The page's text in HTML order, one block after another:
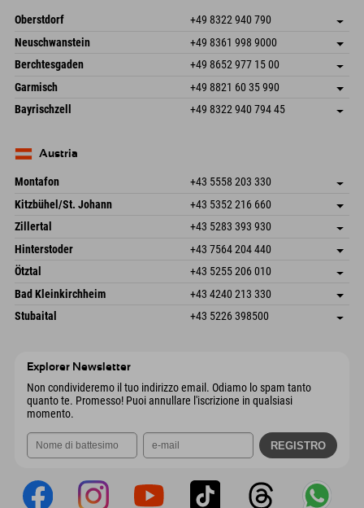
Oberstdorf +49 8322 940 790
An der Breitach 3
87538 Fischen I. Allgäu
Germania
Salva indirizzo
Informazioni sull'arrivo
Prenotazione
Neuschwanstein +49 8361 998 9000
An der Riese 45
87484 Nesselwang im Allgäu
Germania
Salva indirizzo
Prenotazione
Berchtesgaden +49 8652 977 15 00
Hofreitstr. 7
83471 Schönau am Königssee
Germania
Salva indirizzo
Informazioni sull'arrivo
Prenotazione
Garmisch +49 8821 60 35 990
Frickenstraße 22
82490 Farchant
Salva indirizzo
Bayrischzell +49 8322 940 794 45
Germania
Austria
Montafon +43 5558 203 330
Dorfstr. 127b
6793 Gaschurn/Montafon
Austria
Salva indirizzo
Informazioni sull'arrivo
Prenotazione
Kitzbühel/St. Johann +43 5352 216 660
Speckbacherstraße 87
Austria
Salva indirizzo
Prenotazione
Zillertal +43 5283 393 930
Schmiedau 2
6272 Kaltenbach im Zillertal
Austria
Salva indirizzo
Informazioni sull'arrivo
Prenotazione
Hinterstoder +43 7564 204 440
Freizeitpark 10
Austria
Salva indirizzo
Prenotazione
Ötztal +43 5255 206 010
Gscheat 14
6441 Umhausen
Austria
Salva indirizzo
Informazioni sull'arrivo
Prenotazione
Bad Kleinkirchheim +43 4240 213 330
Dorfstraße 24
Salva indirizzo
Stubaital +43 5226 398500
Explorer Newsletter
Non condivideremo il tuo indirizzo email. Odiamo lo spam tanto
quanto te. Promesso! Puoi annullare l'iscrizione in qualsiasi
momento.